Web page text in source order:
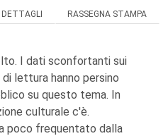
DETTAGLI RASSEGNA STAMPA
I dati sconfortanti sui
lettura hanno persino
su questo tema. In
culturale c'è.
poco frequentato dalla